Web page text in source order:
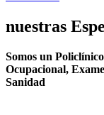
nuestras
Somos un
Ocupacional,
Sanidad